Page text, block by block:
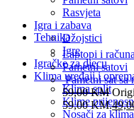
Rasvjeta
Igra i zabava
Džojstici
Igre
Igračke za djecu
Klima uređaji i
Klima split
Klime
Nosači za
Tehnika
Laptopi i
Pametni satovi
Pametni sat
59,00KM
59,00 KM.